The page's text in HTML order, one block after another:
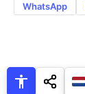
WhatsApp